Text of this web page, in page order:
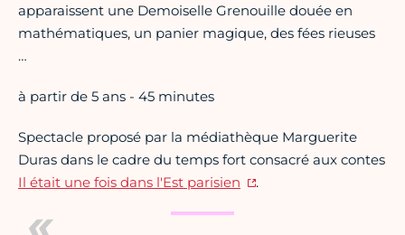
apparaissent une Demoiselle Grenouille douée en
mathématiques, un panier magique, des fées rieuses
…
à partir de 5 ans - 45 minutes
Spectacle proposé par la médiathèque Marguerite
Duras dans le cadre du temps fort consacré aux contes
Il était une fois dans l'Est parisien
.